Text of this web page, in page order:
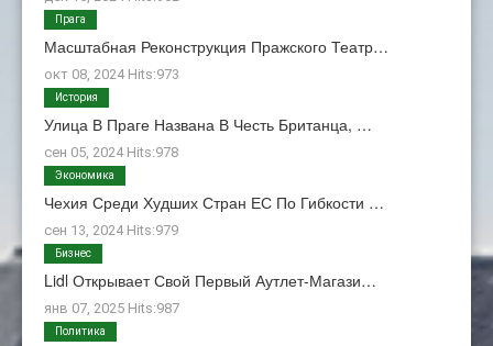
Масштабная Реконструкция Пражского Театр…
окт 08, 2024 Hits:973
Прага
Улица В Праге Названа В Честь Британца, …
сен 05, 2024 Hits:978
История
Чехия Среди Худших Стран ЕС По Гибкости …
сен 13, 2024 Hits:979
Экономика
Lidl Открывает Свой Первый Аутлет-Магази…
янв 07, 2025 Hits:987
Бизнес
Политика